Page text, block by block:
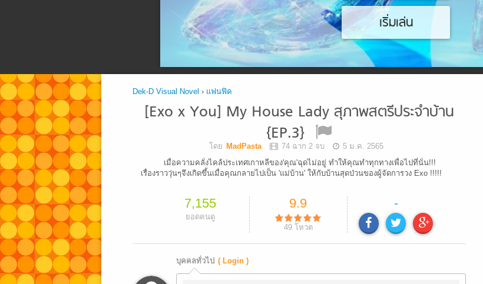
เริ่มเล่น
Dek-D Visual Novel › แฟนฟิค
[Exo x You] My House Lady สุภาพสตรีประจำบ้าน
{EP.3}
โดย MadPasta 74 ฉาก 2 จบ
5 ม.ค. 2565
เมื่อความคลั่งไคล้ประเทศเกาหลีของ'คุณ'ฉุดไม่อยู่ ทำให้คุณทำทุกทางเพื่อไปที่นั่น!!!
เรื่องราววุ่นๆจึงเกิดขึ้นเมื่อคุณกลายไปเป็น 'แม่บ้าน' ให้กับบ้านสุดป่วนของผู้จัดการวง Exo !!!!!
7,155
ยอดคนดู
9.9
49โหวต
-
บุคคลทั่วไป ( Login )